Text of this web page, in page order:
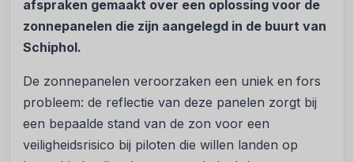
afspraken gemaakt over een oplossing voor de
zonnepanelen die zijn aangelegd in de buurt van
Schiphol.
De zonnepanelen veroorzaken een uniek en fors
probleem: de reflectie van deze panelen zorgt bij
een bepaalde stand van de zon voor een
veiligheidsrisico bij piloten die willen landen op